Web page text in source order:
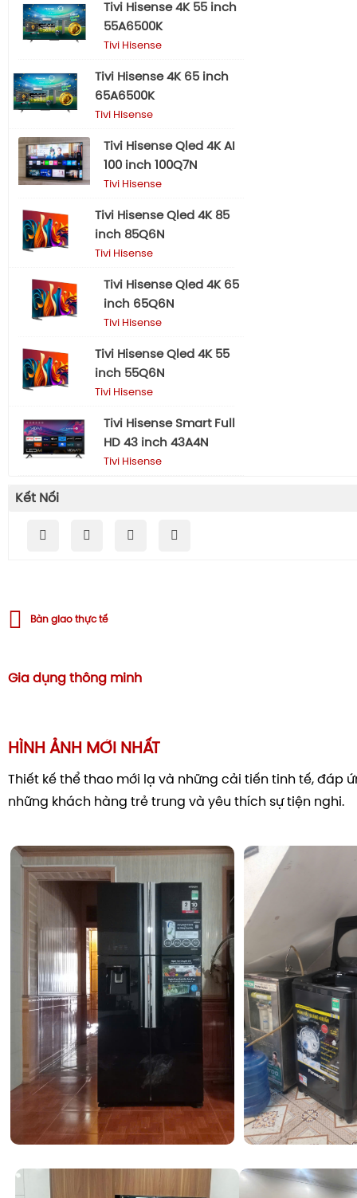
Tivi Hisense 4K 55 inch
55A6500K
Tivi Hisense
Tivi Hisense 4K 65 inch
65A6500K
Tivi Hisense
Tivi Hisense Qled 4K AI
100 inch 100Q7N
Tivi Hisense
Tivi Hisense Qled 4K 85
inch 85Q6N
Tivi Hisense
Tivi Hisense Qled 4K 65
inch 65Q6N
Tivi Hisense
Tivi Hisense Qled 4K 55
inch 55Q6N
Tivi Hisense
Tivi Hisense Smart Full
HD 43 inch 43A4N
Tivi Hisense
Kết Nối
Bàn giao thực tế
Gia dụng thông minh
HÌNH ẢNH MỚI NHẤT
Thiết kế thể thao mới lạ và những cải tiến tinh tế, đáp
những khách hàng trẻ trung và yêu thích sự tiện nghi.